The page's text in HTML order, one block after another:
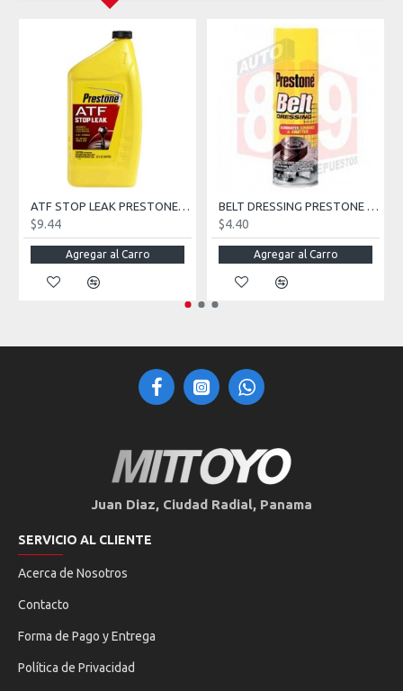
ATF STOP LEAK PRESTONE 32OZ.
$9.44
Agregar al Carro
BELT DRESSING PRESTONE 7.5 OZ.
$4.40
Agregar al Carro
Juan Diaz, Ciudad Radial, Panama
SERVICIO AL CLIENTE
Acerca de Nosotros
Contacto
Forma de Pago y Entrega
Política de Privacidad